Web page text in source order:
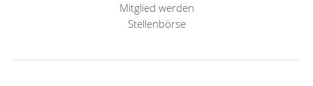
Mitglied werden
Stellenbörse